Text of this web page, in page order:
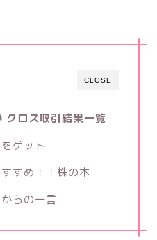
CLOSE
ロス取引結果一覧
ゲット
すめ！！株の本
らの一言